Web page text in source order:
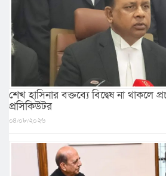
শেখ হাসিনার বক্তব্যে বিদ্বেষ না থাকলে
প্রসিকিউটর
০৪/০৮/২০২৬